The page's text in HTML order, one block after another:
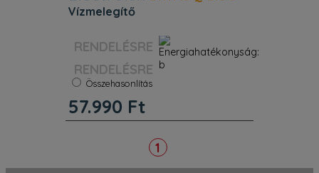
vízmelegítő
Energiaosztály: B
Szélesség: 37 cm
Magasság:
37 cm
Electrolux EWH 15 Q–Bic O felső
elhelyezésű alsó kifolyású vízmelegítő, a
felszerelhető. Vízkövesedés elleni
védelem a megnövelt méretű
magnézium
RENDELÉSRE
Összehasonlítás
57.990 Ft
1